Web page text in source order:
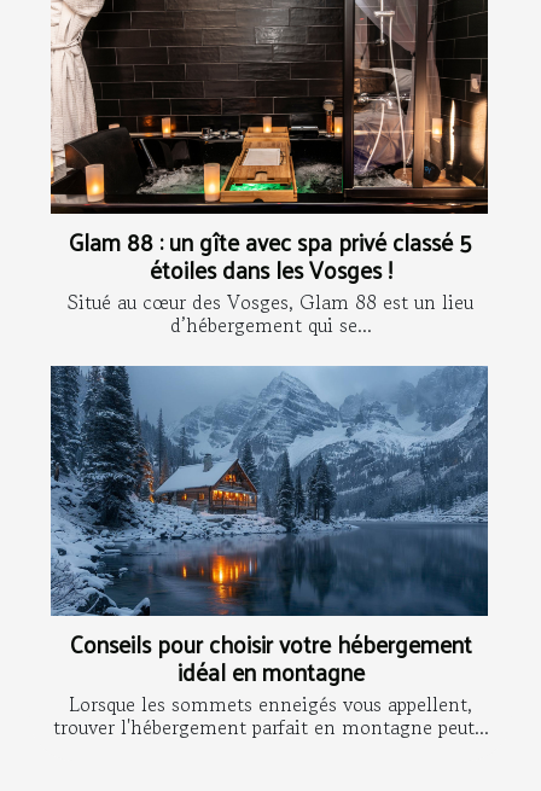
Glam 88 : un gîte avec spa privé classé 5
étoiles dans les Vosges !
Situé au cœur des Vosges, Glam 88 est un lieu
d’hébergement qui se...
Conseils pour choisir votre hébergement
idéal en montagne
Lorsque les sommets enneigés vous appellent,
trouver l'hébergement parfait en montagne peut...